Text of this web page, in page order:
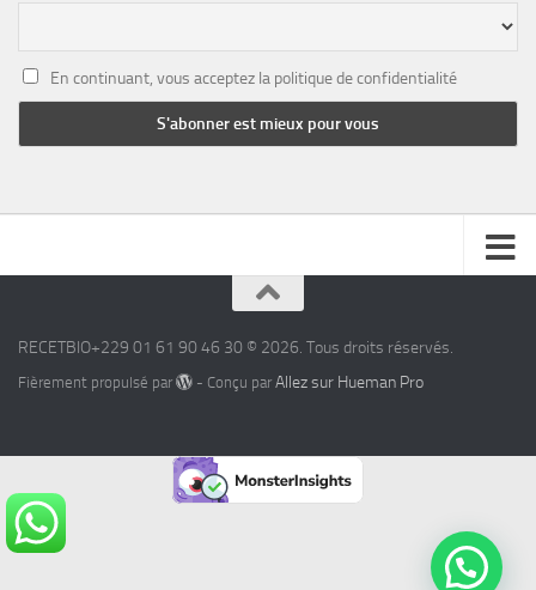
En continuant, vous acceptez la politique de confidentialité
RECETBIO+229 01 61 90 46 30 © 2026. Tous droits réservés.
Fièrement propulsé par - Conçu par Allez sur Hueman Pro